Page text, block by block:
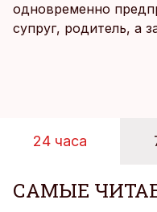
одновременно
супруг, родитель, а
человека. Поэтому
чаще люди ищут
и сейчас — без
24 часа
САМЫЕ